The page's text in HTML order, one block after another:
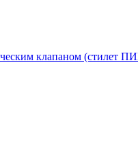
клапаном (стилет